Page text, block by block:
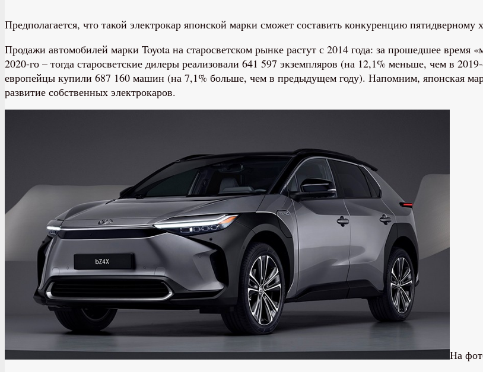
Предполагается, что такой электрокар японской марки сможет составить конкуренцию пятидверному
Продажи автомобилей марки Toyota на старосветском рынке растут с 2014 года: за прошедшее
2020-го – тогда старосветские дилеры реализовали 641 597 экземпляров (на 12,1% меньше, чем в
европейцы купили 687 160 машин (на 7,1% больше, чем в предыдущем году). Напомним, японская
развитие собственных электрокаров.
На